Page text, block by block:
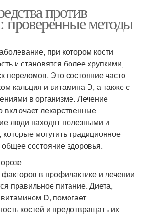
против
проверенные методы
при котором кости
и становятся более хрупкими,
переломов. Это состояние часто
кальция и витамина D, а также с
в организме. Лечение
включает лекарственные
люди находят полезными и
могутить традиционное
состояние здоровья.
в профилактике и лечении
правильное питание. Диета,
D, помогает
костей и предотвращать их